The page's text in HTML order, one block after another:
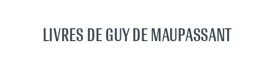
LIVRES DE GUY DE MAUPASSANT